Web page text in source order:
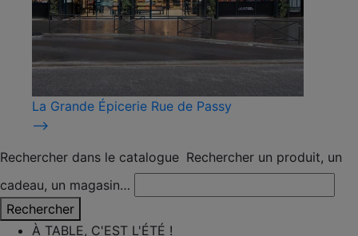
La Grande Épicerie Rue de Passy
⟶
Rechercher dans le catalogue Rechercher un produit, un
cadeau, un magasin…
Rechercher
À TABLE, C'EST L'ÉTÉ !